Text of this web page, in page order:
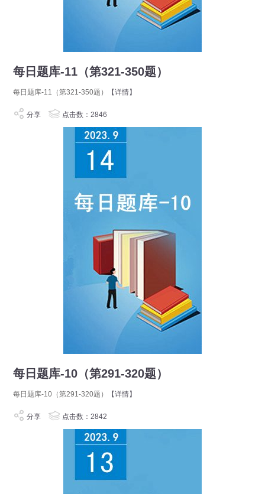
每日题库-11（第321-350题）
每日题库-11（第321-350题） 【详情】
分享 点击数：2846
每日题库-10（第291-320题）
每日题库-10（第291-320题） 【详情】
分享 点击数：2842